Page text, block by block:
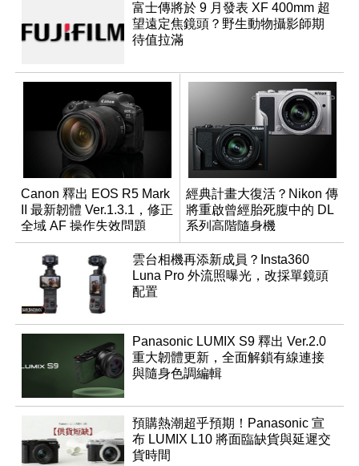
富士傳將於 9 月發表 XF 400mm 超
望遠定焦鏡頭？野生動物攝影師期
待值拉滿
Canon 釋出 EOS R5 Mark
II 最新韌體 Ver.1.3.1，修正
全域 AF 操作失效問題
經典計畫大復活？Nikon 傳
將重啟曾經胎死腹中的 DL
系列高階隨身機
雲台相機再添新成員？Insta360
Luna Pro 外流照曝光，改採單鏡頭
配置
Panasonic LUMIX S9 釋出 Ver.2.0
重大韌體更新，全面解鎖有線連接
與隨身色調編輯
預購熱潮超乎預期！Panasonic 宣
布 LUMIX L10 將面臨缺貨與延遲交
貨時間